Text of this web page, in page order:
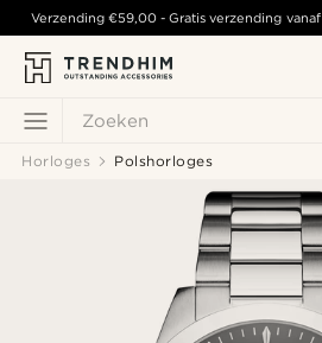
Zoeken
Verzending€59,00 - Gratis verzending vanaf
Horloges Polshorloges